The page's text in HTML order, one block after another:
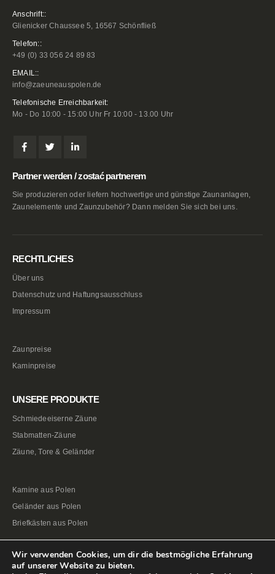
Anschrift::
Glienicker Chaussee 5, 16567 Schönfließ
Telefon::
+49 (0) 33 056 24 89 83
EMAIL::
info@zaeuneauspolen.de
Telefonische Erreichbarkeit:
Mo - Do 10:00 - 15:00 Uhr Fr 10:00 - 13.00 Uhr
Partner werden / zostać partnerem
Sie produzieren oder liefern hochwertige und günstige Zaunanlagen,
Zaunelemente und Zaunzubehör? Dann melden Sie sich bei uns.
RECHTLICHES
Über uns
Datenschutz und Haftungsausschluss
Impressum
Zaunpreise
Kaminpreise
UNSERE PRODUKTE
Schmiedeeiserne Zäune
Stabmatten-Zäune
Zäune, Tore & Geländer
Kamine aus Polen
Geländer aus Polen
Briefkästen aus Polen
Wir verwenden Cookies, um dir die bestmögliche Erfahrung
auf unserer Website zu bieten.